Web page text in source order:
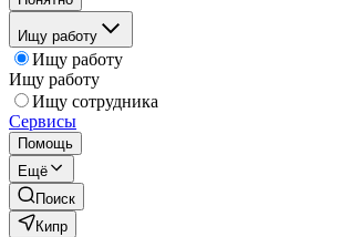
Ищу работу
Ищу работу
Ищу работу
Ищу сотрудника
Сервисы
Помощь
Ещё
Поиск
Кипр